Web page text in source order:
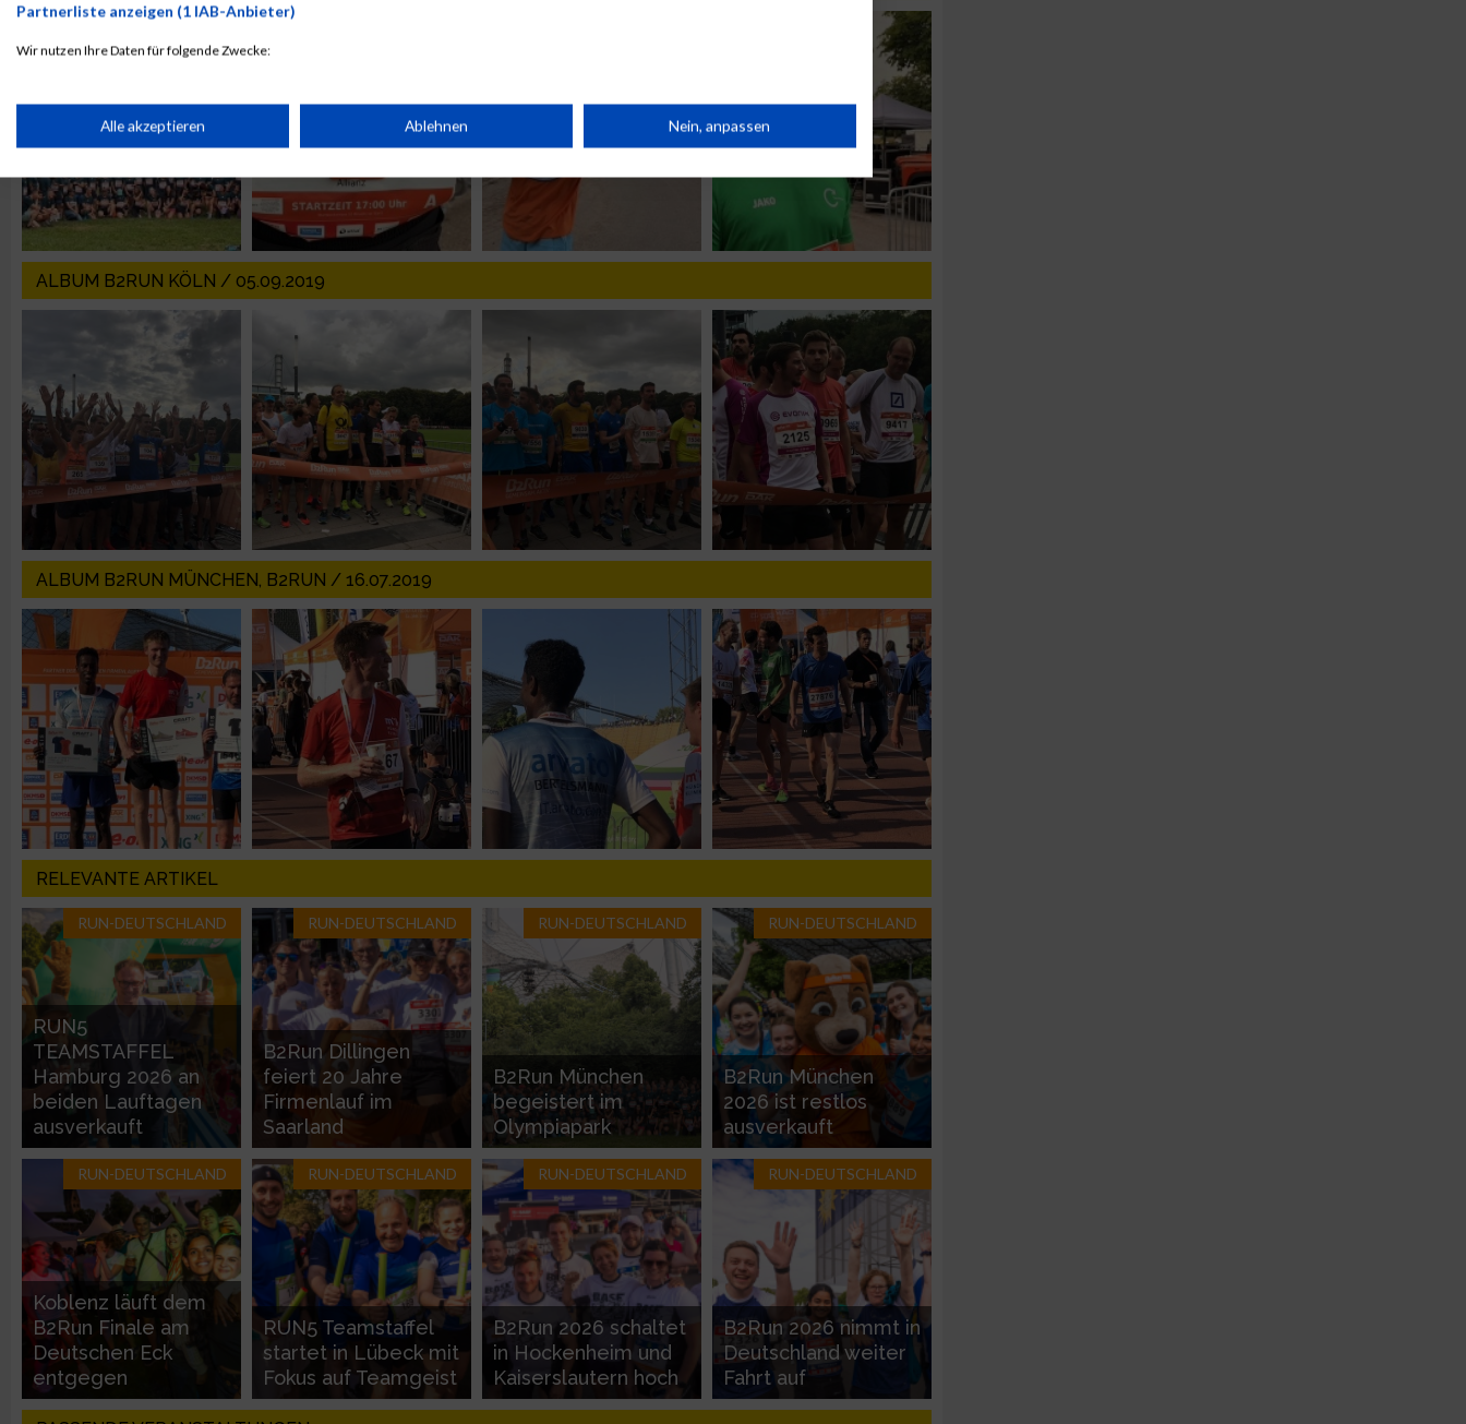
ALBUM B2RUN KÖLN / 05.09.2019
ALBUM B2RUN MÜNCHEN, B2RUN / 16.07.2019
RELEVANTE ARTIKEL
RUN-DEUTSCHLAND
RUN5
TEAMSTAFFEL
Hamburg 2026 an
beiden Lauftagen
ausverkauft
RUN-DEUTSCHLAND
B2Run Dillingen
feiert 20 Jahre
Firmenlauf im
Saarland
RUN-DEUTSCHLAND
B2Run München
begeistert im
Olympiapark
RUN-DEUTSCHLAND
B2Run München
2026 ist restlos
ausverkauft
RUN-DEUTSCHLAND
Koblenz läuft dem
B2Run Finale am
Deutschen Eck
entgegen
RUN-DEUTSCHLAND
RUN5 Teamstaffel
startet in Lübeck mit
Fokus auf Teamgeist
RUN-DEUTSCHLAND
B2Run 2026 schaltet
in Hockenheim und
Kaiserslautern hoch
RUN-DEUTSCHLAND
B2Run 2026 nimmt in
Deutschland weiter
Fahrt auf
Partnerliste anzeigen (1 IAB-Anbieter)
Wir nutzen Ihre Daten für folgende Zwecke:
Speichern von oder Zugriff auf Informationen auf einem Endgerät
Verwendung reduzierter Daten zur Auswahl von Werbeanzeigen
Erstellung von Profilen für personalisierte Werbung
Verwendung von Profilen zur Auswahl personalisierter Werbung
Erstellung von Profilen zur Personalisierung von Inhalten
Verwendung von Profilen zur Auswahl personalisierter Inhalte
Messung der Werbeleistung
Messung der Performance von Inhalten
Analyse von Zielgruppen durch Statistiken oder Kombinationen von Daten aus
verschiedenen Quellen
Entwicklung und Verbesserung der Angebote
Verwendung reduzierter Daten zur Auswahl von Inhalten
IAB-Besonderheiten:
Verwendung genauer Standortdaten
Geräte anhand von aktiv angeforderten Informationen identifizieren
Nicht-IAB-Verarbeitungszwecke:
Notwendig
Performance
Funktional
Werbung
Alle akzeptieren Ablehnen Nein, anpassen